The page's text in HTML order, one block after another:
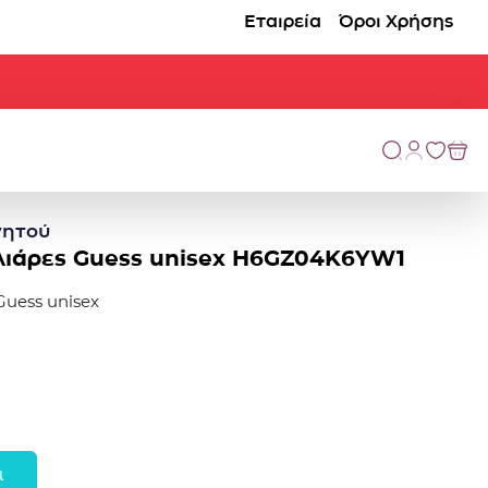
Εταιρεία Όροι Χρήσης
Guess unisex H6GZ04K6YW1
unisex